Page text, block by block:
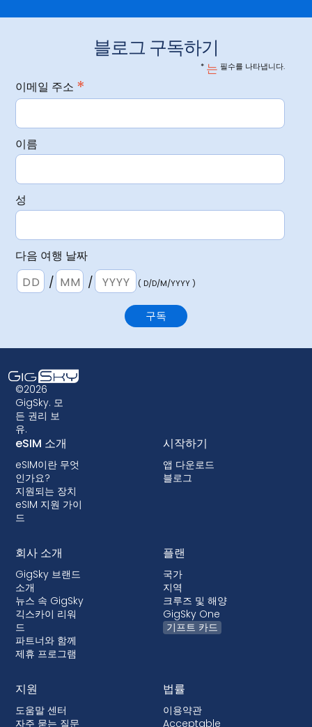
블로그 구독하기
* 는 필수를 나타냅니다.
이메일 주소 *
이름
성
다음 여행 날짜
/
/ ( D/D/M/YYYY )
©2026
GigSky. 모
든 권리 보
유.
eSIM 소개
eSIM이란 무엇
인가요?
지원되는 장치
eSIM 지원 가이
드
시작하기
앱 다운로드
블로그
회사 소개
GigSky 브랜드
소개
뉴스 속 GigSky
긱스카이 리워
드
파트너와 함께
제휴 프로그램
플랜
국가
지역
크루즈 및 해양
GigSky One
기프트 카드
지원
도움말 센터
자주 묻는 질문
법률
이용약관
Acceptable